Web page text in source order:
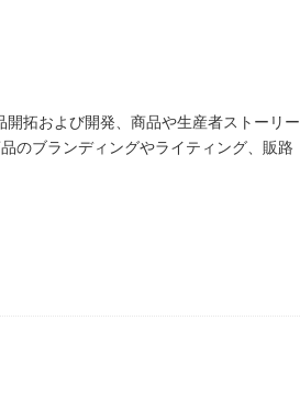
拓および開発、商品や生産者ストーリー
のブランディングやライティング、販路